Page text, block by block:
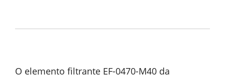
O elemento filtrante EF-0470-M40 da